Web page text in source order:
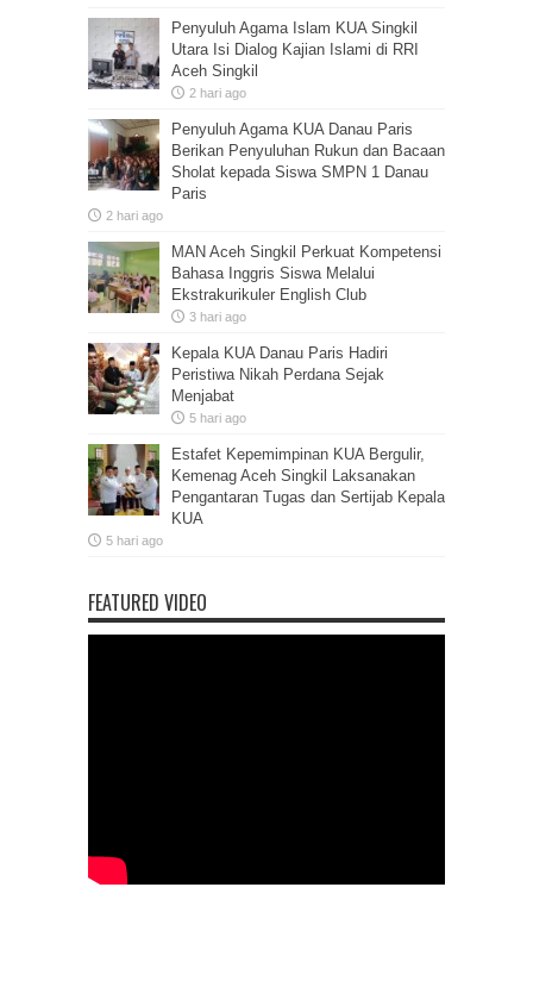
Penyuluh Agama Islam KUA Singkil
Utara Isi Dialog Kajian Islami di RRI
Aceh Singkil
2 hari ago
Penyuluh Agama KUA Danau Paris
Berikan Penyuluhan Rukun dan Bacaan
Sholat kepada Siswa SMPN 1 Danau
Paris
2 hari ago
MAN Aceh Singkil Perkuat Kompetensi
Bahasa Inggris Siswa Melalui
Ekstrakurikuler English Club
3 hari ago
Kepala KUA Danau Paris Hadiri
Peristiwa Nikah Perdana Sejak
Menjabat
5 hari ago
Estafet Kepemimpinan KUA Bergulir,
Kemenag Aceh Singkil Laksanakan
Pengantaran Tugas dan Sertijab Kepala
KUA
5 hari ago
FEATURED VIDEO